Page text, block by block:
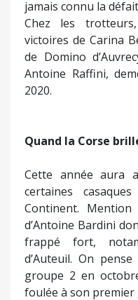
jamais connu la
Chez les
victoires de Carina
de Domino
Antoine Raffini,
2020.
Quand la Corse
Cette année aura
certaines
Continent.
d’Antoine Bardini
frappé fort,
d’Auteuil. On
groupe 2 en
foulée à son premier